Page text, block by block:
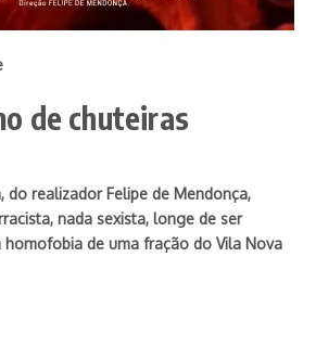
de chuteiras
do realizador Felipe de Mendonça,
nada sexista, longe de ser
de uma fração do Vila Nova